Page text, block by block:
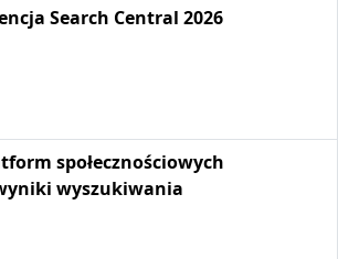
Search Central 2026
społecznościowych
wyszukiwania